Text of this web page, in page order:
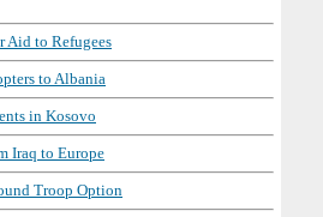
Aid to Refugees
to Albania
in Kosovo
Iraq to Europe
Troop Option